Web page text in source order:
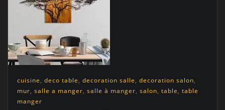
cuisine, deco table, decoration salle, decoration salon,
mur, salle a manger, salle à manger, salon, table, table
manger